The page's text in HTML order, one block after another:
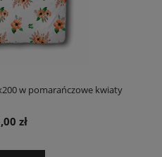
w pomarańczowe kwiaty
zł